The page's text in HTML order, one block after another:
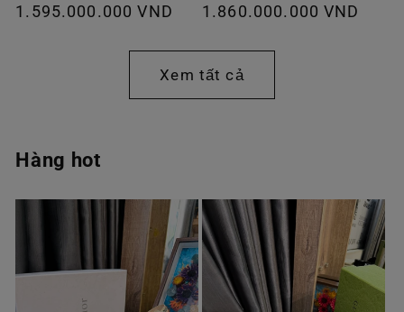
Giá
1.595.000.000 VND
Giá
thường
1.860.000.000 VND
Xem tất cả
Hàng hot